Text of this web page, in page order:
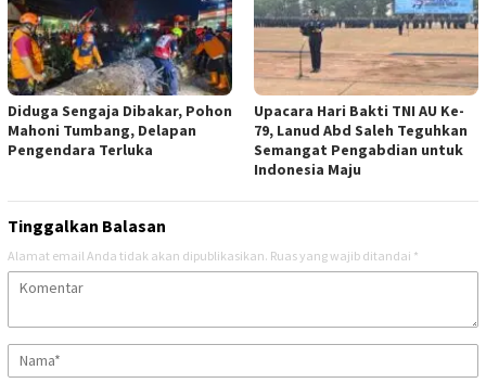
Diduga Sengaja Dibakar, Pohon
Mahoni Tumbang, Delapan
Pengendara Terluka
Upacara Hari Bakti TNI AU Ke-
79, Lanud Abd Saleh Teguhkan
Semangat Pengabdian untuk
Indonesia Maju
Tinggalkan Balasan
Alamat email Anda tidak akan dipublikasikan. Ruas yang wajib ditandai *